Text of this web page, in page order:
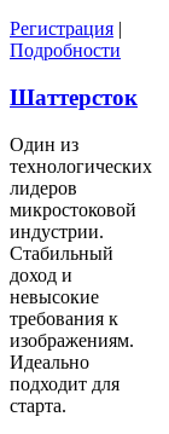
Регистрация |
Подробности
Шаттерсток
Один из
технологических
лидеров
микростоковой
индустрии.
Стабильный
доход и
невысокие
требования к
изображениям.
Идеально
подходит для
старта.